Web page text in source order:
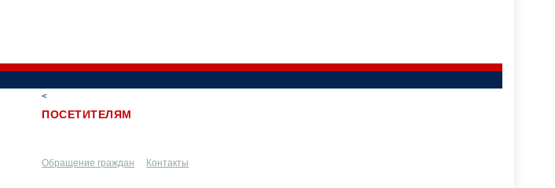
<
ПОСЕТИТЕЛЯМ
Обращение граждан Контакты